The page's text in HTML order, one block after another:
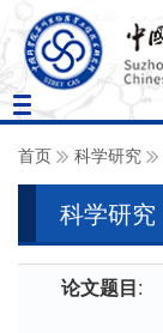
Toggle
navigation
首页 科学研究
科学研究
论文题目: